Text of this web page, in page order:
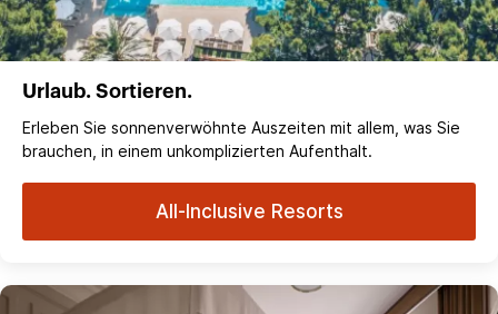
Urlaub. Sortieren.
Erleben Sie sonnenverwöhnte Auszeiten mit allem, was Sie
brauchen, in einem unkomplizierten Aufenthalt.
All-Inclusive Resorts